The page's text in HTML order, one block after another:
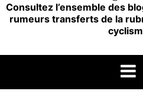
Consultez l’ensemble des
rumeurs transferts de la